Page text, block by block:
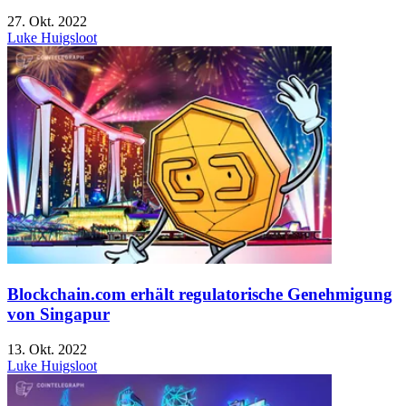
27. Okt. 2022
Luke Huigsloot
Blockchain.com erhält regulatorische Genehmigung
von Singapur
13. Okt. 2022
Luke Huigsloot